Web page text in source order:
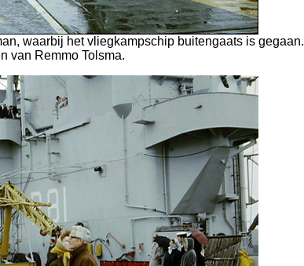
waarbij het vliegkampschip buitengaats is gegaan.
van Remmo Tolsma.